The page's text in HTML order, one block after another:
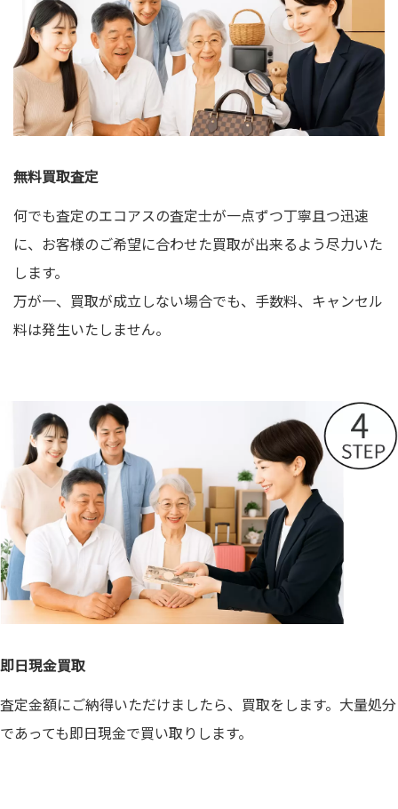
無料買取査定
何でも査定のエコアスの査定士が一点ずつ丁寧且つ迅速
に、お客様のご希望に合わせた買取が出来るよう尽力いた
します。
万が一、買取が成立しない場合でも、手数料、キャンセル
料は発生いたしません。
即日現金買取
査定金額にご納得いただけましたら、買取をします。大量処分
であっても即日現金で買い取りします。